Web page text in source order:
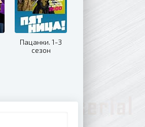
Пацанки. 1-3
сезон